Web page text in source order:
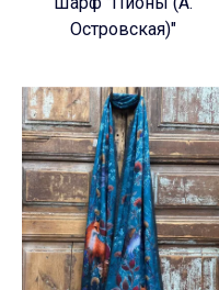
Островская)"